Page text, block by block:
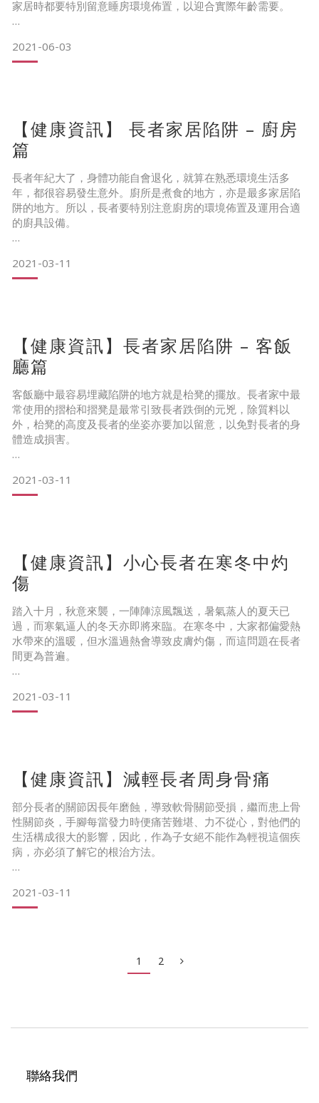
家居時都要特別留意睡房環境佈置，以迎合實際年齡需要。
2021-06-03
【健康資訊】 長者家居陷阱 – 廚房
篇
長者年紀大了，身體功能自會退化，就算在熟悉環境生活多
年，都很容易發生意外。廚所是煮食的地方，亦是最多家居陷
阱的地方。所以，長者要特別注意廚房的環境佈置及運用合適
的廚具設備。
2021-03-11
【健康資訊】長者家居陷阱 – 客飯
廳篇
客飯廳中最容易埋藏陷阱的地方就是枱凳的擺放。長者家中最
常使用的摺枱和摺凳是最常引致長者跌倒的元兇，除質料以
外，枱凳的高度及長者的坐姿亦要加以留意，以免對長者的身
體造成損害。
2021-03-11
【健康資訊】小心長者在寒冬中灼
傷
踏入十月，秋意來襲，一陣陣涼風飄送，暑氣蒸人的夏天已
過，而寒氣逼人的冬天亦即將來臨。在寒冬中，大家都偏愛熱
水帶來的溫暖，但水溫過熱會導致皮膚灼傷，而這問題在長者
間更為普遍。
長，長者的神經感覺可能減退，對熱能的感應亦較為遜色，他
們有機會不能準確地探測水溫，導致皮膚灼傷，以下將介紹輕
2021-03-11
【健康資訊】減輕長者周身骨痛
部分長者的關節因長年磨蝕，導致軟骨關節受損，繼而患上骨
性關節炎，手腳每當發力時便痛苦難堪、力不從心，對他們的
生活構成很大的影響，因此，作為子女絕不能作為輕視這個疾
病，亦必須了解它的根治方法。
節的重量負荷，以舒緩發炎的情況。首先，患者要保持理想的
體重，超重者要著手減肥；其次，穿著鞋底較厚的避震鞋或運
市面上的輔助工具種類繁多，傳統的有手杖雨傘、可摺式
2021-03-11
1 2
聯絡我們